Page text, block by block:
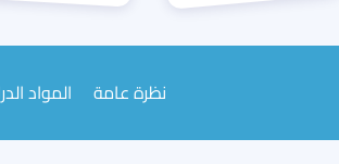
نظرة عامة المواد